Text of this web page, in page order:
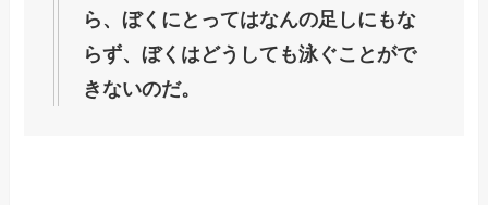
ら、ぼくにとってはなんの足しにもな
らず、ぼくはどうしても泳ぐことがで
きないのだ。